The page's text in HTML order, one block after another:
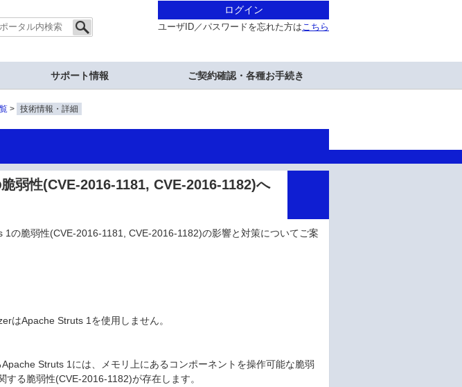
ログイン
ユーザID／パスワードを忘れた方はこちら
サポート情報 ご契約確認・各種お手続き
技術情報・詳細
弱性(CVE-2016-1181, CVE-2016-1182)へ
の脆弱性(CVE-2016-1181, CVE-2016-1182)の影響と対策についてご案
はApache Struts 1を使用しません。
Struts 1には、メモリ上にあるコンポーネントを操作可能な脆弱
る脆弱性(CVE-2016-1182)が存在します。